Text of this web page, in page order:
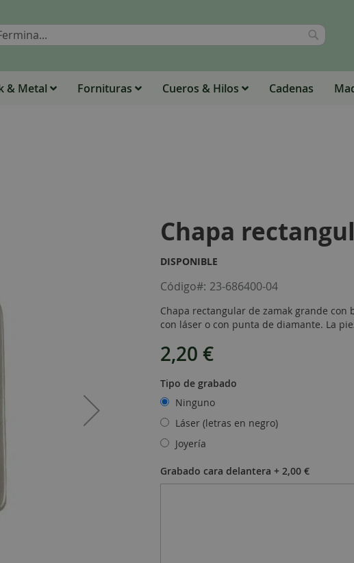
Buscar
Buscar
& Metal Fornituras Cueros & Hilos Cadenas
Chapa
DISPONIBLE
Código 23-686400-04
Chapa rectangular de zamak grande
con láser o con punta de diamante. La
2,20 €
Tipo de grabado
Ninguno
Láser (letras en negro)
Joyería
Grabado cara delantera + 2,00 €